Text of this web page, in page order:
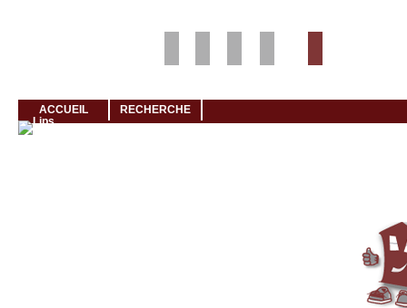
ACCUEIL RECHERCHE